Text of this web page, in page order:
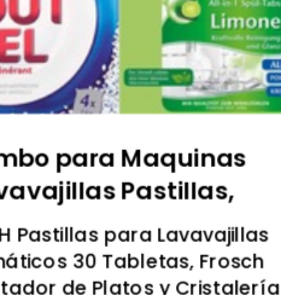
para Maquinas
Pastillas,
y Sal
Pastillas para Lavavajillas
30 Tabletas, Frosch
de Platos y Cristalería